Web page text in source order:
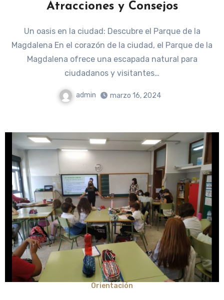
Atracciones y Consejos
Un oasis en la ciudad: Descubre el Parque de la
Magdalena En el corazón de la ciudad, el Parque de la
Magdalena ofrece una escapada natural para
ciudadanos y visitantes…
admin marzo 16, 2024
Orientación